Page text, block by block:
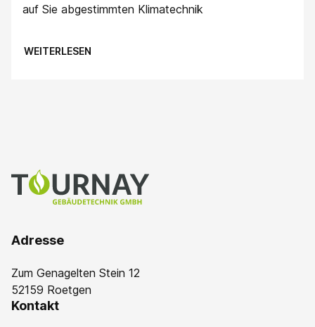
auf Sie abgestimmten Klimatechnik
WEITERLESEN
Adresse
Zum Genagelten Stein 12
52159 Roetgen
Kontakt